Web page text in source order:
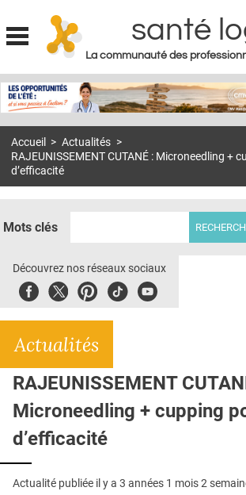
Jump to navigation
santé
La communauté des
MON COMPTE
S'ABONNER À LA REVUE SOIN À DOMICILE
E-REVUE SAD
THÉMA
CRÉDITS
Accueil > Actualités >
RAJEUNISSEMENT CUTANÉ : Microneedling +
d’efficacité
Mots clés
Découvrez nos réseaux sociaux
FacebookTwitterPinterest
TiktokYoubute
Actualités
RAJEUNISSEMENT
Microneedling + cupping
d’efficacité
Actualité publiée il y a 3 années 1 mois 2